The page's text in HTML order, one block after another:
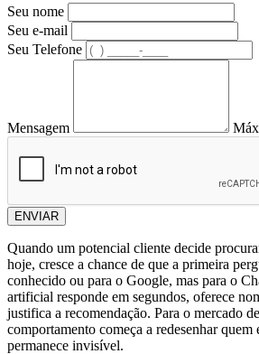
Seu nome
Seu e-mail
Seu Telefone
Mensagem
ENVIAR
Quando um potencial cliente decide
hoje, cresce a chance de que a primeira
conhecido ou para o Google, mas para o
artificial responde em segundos, oferece
justifica a recomendação. Para o mercado
comportamento começa a redesenhar quem
permanece invisível.